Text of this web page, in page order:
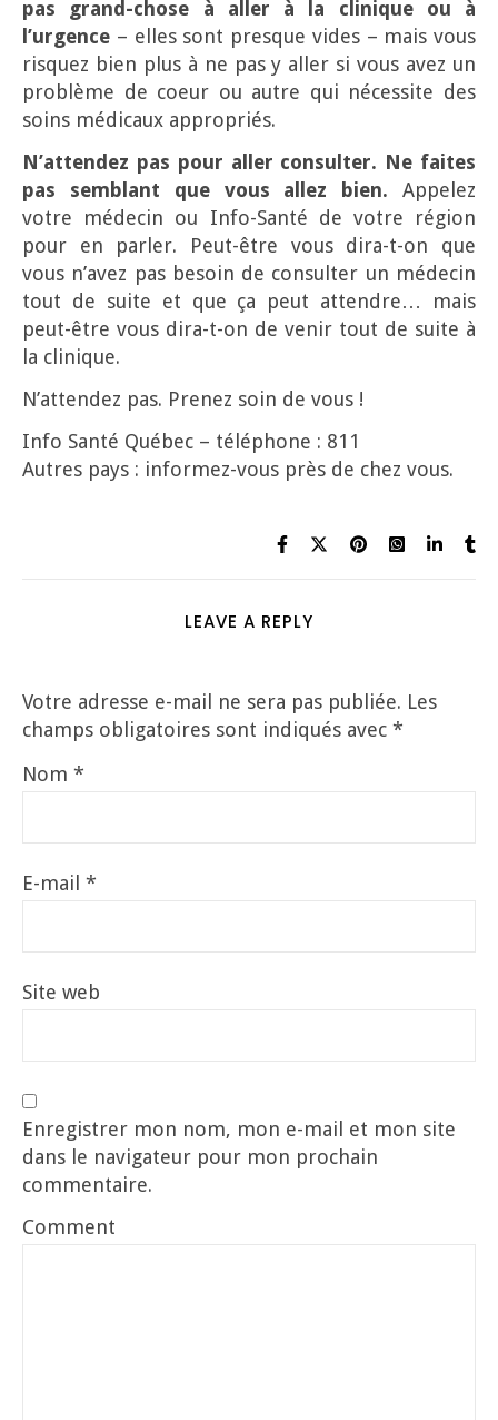
pas grand-chose à aller à la clinique ou à
l’urgence – elles sont presque vides – mais vous
risquez bien plus à ne pas y aller si vous avez un
problème de coeur ou autre qui nécessite des
soins médicaux appropriés.
N’attendez pas pour aller consulter. Ne faites
pas semblant que vous allez bien. Appelez
votre médecin ou Info-Santé de votre région
pour en parler. Peut-être vous dira-t-on que
vous n’avez pas besoin de consulter un médecin
tout de suite et que ça peut attendre… mais
peut-être vous dira-t-on de venir tout de suite à
la clinique.
N’attendez pas. Prenez soin de vous !
Info Santé Québec – téléphone : 811
Autres pays : informez-vous près de chez vous.
LEAVE A REPLY
Votre adresse e-mail ne sera pas publiée. Les
champs obligatoires sont indiqués avec *
Nom *
E-mail *
Site web
Enregistrer mon nom, mon e-mail et mon site
dans le navigateur pour mon prochain
commentaire.
Comment